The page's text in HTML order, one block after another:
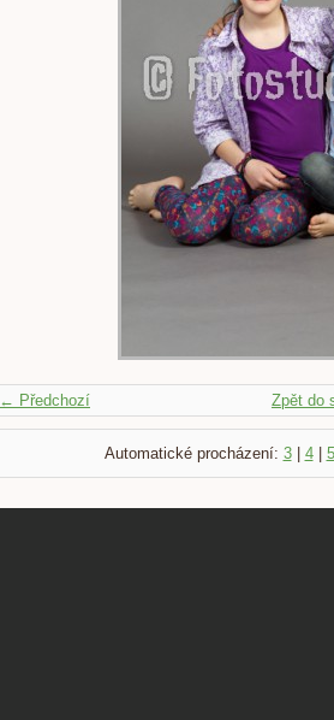
← Předchozí Zpět do
Automatické procházení: 3| 4| 5